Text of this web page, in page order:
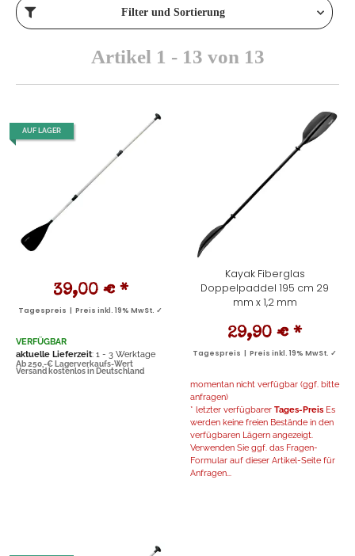
Filter und Sortierung
Artikel 1 - 13 von 13
AUF LAGER
39,00 € *
Tagespreis | Preis inkl. 19% MwSt. ✓
VERFÜGBAR
aktuelle Lieferzeit: 1 - 3 Werktage
Ab 250,-€ Lagerverkaufs-Wert
Versand kostenlos in Deutschland
Kayak Fiberglas
Doppelpaddel 195 cm 29
mm x 1,2 mm
29,90 € *
Tagespreis | Preis inkl. 19% MwSt. ✓
momentan nicht verfügbar (ggf. bitte
anfragen)
* letzter verfügbarer Tages-Preis Es
werden keine freien Bestände in den
verfügbaren Lägern angezeigt.
Verwenden Sie ggf. das Fragen-
Formular auf dieser Artikel-Seite für
Anfragen...